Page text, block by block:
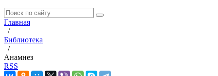
Главная
/
Библиотека
/
Анамнез
RSS